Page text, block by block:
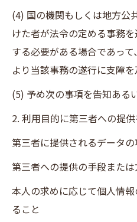
(4) 国の機関もしくは地方公
けた者が法令の定める事務
する必要がある場合であっ
より当該事務の遂行に支障
(5) 予め次の事項を告知ある
2. 利用目的に第三者への提
第三者に提供されるデータの
第三者への提供の手段または
本人の求めに応じて個人情
ること